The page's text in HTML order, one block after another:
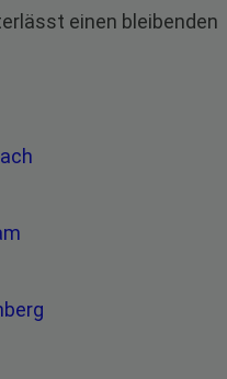
einen bleibenden